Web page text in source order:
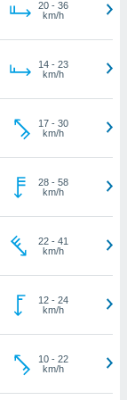
20- 36
km/h
14- 23
km/h
17- 30
km/h
28- 58
km/h
22- 41
km/h
12- 24
km/h
10- 22
km/h